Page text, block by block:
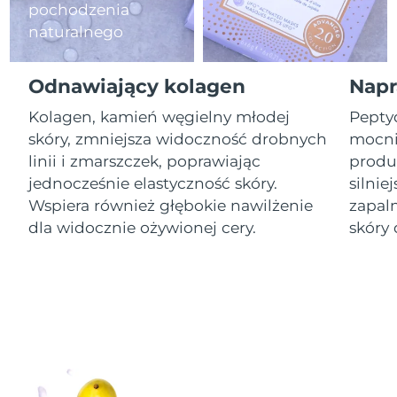
pochodzenia
naturalnego
Odnawiający kolagen
Kolagen, kamień węgielny młodej
skóry, zmniejsza widoczność drobnych
linii i zmarszczek, poprawiając
jednocześnie elastyczność skóry.
Wspiera również głębokie nawilżenie
dla widocznie ożywionej cery.
skóry
Izrael
Oczekiwany czas dostawy
8/14/26
Włochy
Oczekiwany czas dostawy
Japonia
Oczekiwany czas dostawy
Jersey
Oczekiwany czas dostawy
8/15/26